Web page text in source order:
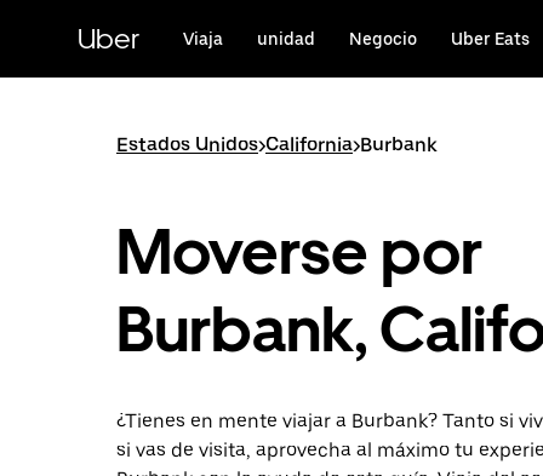
contenido
principal
Uber Viaja unidad Negocio Uber Eats
Estados Unidos>California>Burbank
Moverse por
Burbank,
¿Tienes en mente viajar a Burbank? Tanto si
si vas de visita, aprovecha al máximo tu